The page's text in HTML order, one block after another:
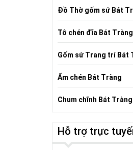
Đồ Thờ gốm sứ Bát
Tô chén đĩa Bát Tràng
Gốm sứ Trang trí Bát
Ấm chén Bát Tràng
Chum chĩnh Bát Tràng
Hỗ trợ trực